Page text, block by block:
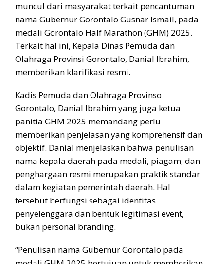
muncul dari masyarakat terkait pencantuman
nama Gubernur Gorontalo Gusnar Ismail, pada
medali Gorontalo Half Marathon (GHM) 2025.
Terkait hal ini, Kepala Dinas Pemuda dan
Olahraga Provinsi Gorontalo, Danial Ibrahim,
memberikan klarifikasi resmi.
Kadis Pemuda dan Olahraga Provinso
Gorontalo, Danial Ibrahim yang juga ketua
panitia GHM 2025 memandang perlu
memberikan penjelasan yang komprehensif dan
objektif. Danial menjelaskan bahwa penulisan
nama kepala daerah pada medali, piagam, dan
penghargaan resmi merupakan praktik standar
dalam kegiatan pemerintah daerah. Hal
tersebut berfungsi sebagai identitas
penyelenggara dan bentuk legitimasi event,
bukan personal branding.
“Penulisan nama Gubernur Gorontalo pada